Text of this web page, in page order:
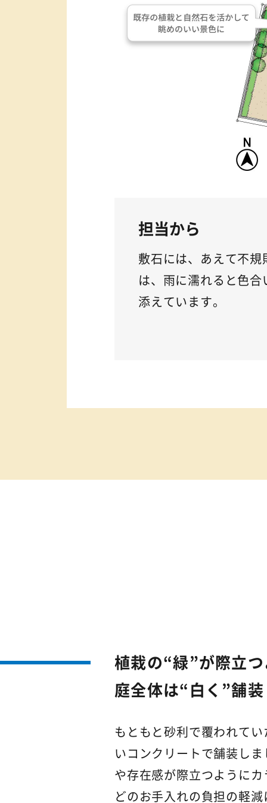
担当から
敷石には、あえて不
は、雨に濡れると色
添えています。
植栽の“緑”が際立
庭全体は“白く”舗装
もともと砂利で覆われて
いコンクリートで舗装し
や存在感が際立つように
どのお手入れの負担の軽